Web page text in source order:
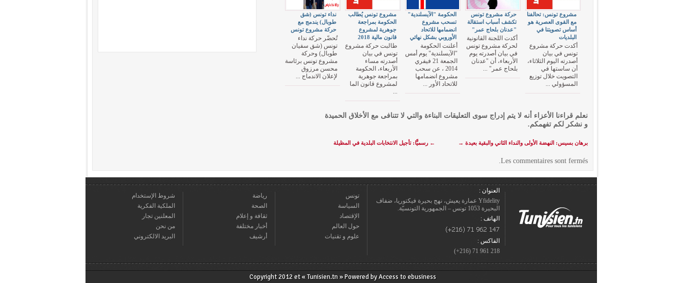
نداء تونس (شق
طوبال) يندمج مع
حركة مشروع تونس
تُحضّر حركة نداء
تونس (شق سفيان
طوبال) وحركة
مشروع تونس برئاسة
محسن مرزوق
لإعلان الاندماج ...
مشروع تونس يُطالب
الحكومة بمراجعة
جوهرية لمشروع
قانون مالية 2018
طالبت حركة مشروع
تونس في بيان
أصدرته مساء
الأربعاء، الحكومة
بمراجعة جوهرية
لمشروع قانون الما
...
الحكومة "الآيسلندية"
تسحب مشروع
انضمامها للاتحاد
الأوروبي بشكل نهائي
أعلنت الحكومة
"الآيسلندية" يوم أمس
الجمعة 21 فيفري
2014 ، عن سحب
مشروع انضمامها
للاتحاد الأور ...
حركة مشروع تونس
تكشف أسباب استقالة
"عدنان بلحاج عمر"
أكدت اللجنة القانونية
لحركة مشروع تونس
في بيان أصدرته يوم
الأربعاء، أن "عدنان
بلحاج عمر" ...
مشروع تونس: تحالفنا
مع القوى العصرية هو
أساس تصويتنا في
البلديات
أكدت حركة مشروع
تونس في بيان
أصدرته اليوم الثلاثاء،
أن ساستها في
التصويت خلال توزيع
المسؤولي ...
نعلم قراءنا الأعزاء أنه لا يتم إدراج سوى التعليقات البناءة والتي لا تتنافى مع الأخلاق الحميدة
و نشكر لكم تفهمكم.
← رسميًّا: تأجيل الانتخابات البلدية في المظيلة برهان بسيس: النهضة الأولى والنداء الثاني والبقية بعيدة →
Les commentaires sont fermés.
العنوان :
Yfidelity عمارة يعيش، نهج بحيرة فيكتوريا، ضفاف
البحيرة 1053 تونس – الجمهورية التونسيّة.
الهاتف :
الفاكس :
218 961 71 (216+)
تونس
السياسة
الإقتصاد
حول العالم
علوم و تقنيات
رياضة
الصحة
ثقافة و إعلام
أخبار مختلفة
أرشيف
شروط الإستخدام
الملكية الفكرية
المعلنين تجار
من نحن
البريد الالكتروني
Copyright 2012 et « Tunisien.tn » Powered byAccess to ebusiness